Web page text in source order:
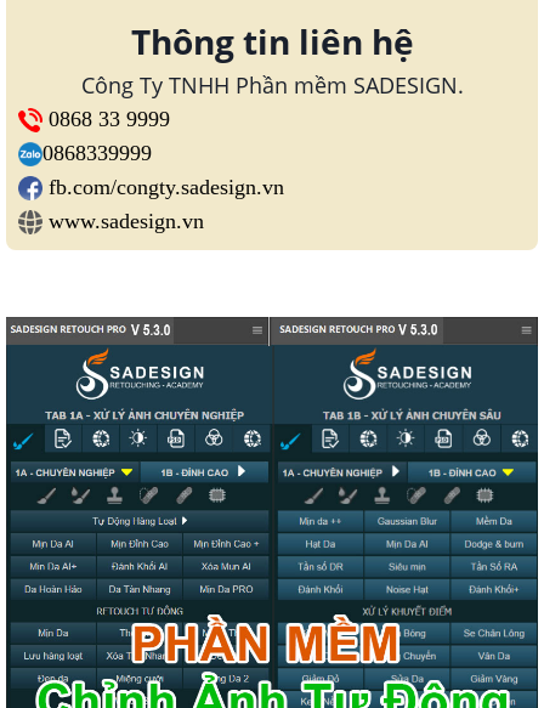
Thông tin liên hệ
Công Ty TNHH Phần mềm SADESIGN.
0868 33 9999
0868339999
fb.com/congty.sadesign.vn
www.sadesign.vn